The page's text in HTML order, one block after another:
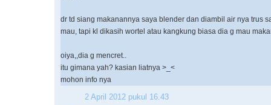
dr td siang makanannya saya blender dan diambil air nya trus
mau, tapi kl dikasih wortel atau kangkung biasa dia g mau
oiya,,dia g mencret..
itu gimana yah? kasian liatnya >_<
mohon info nya
2 April 2012 pukul 16.43